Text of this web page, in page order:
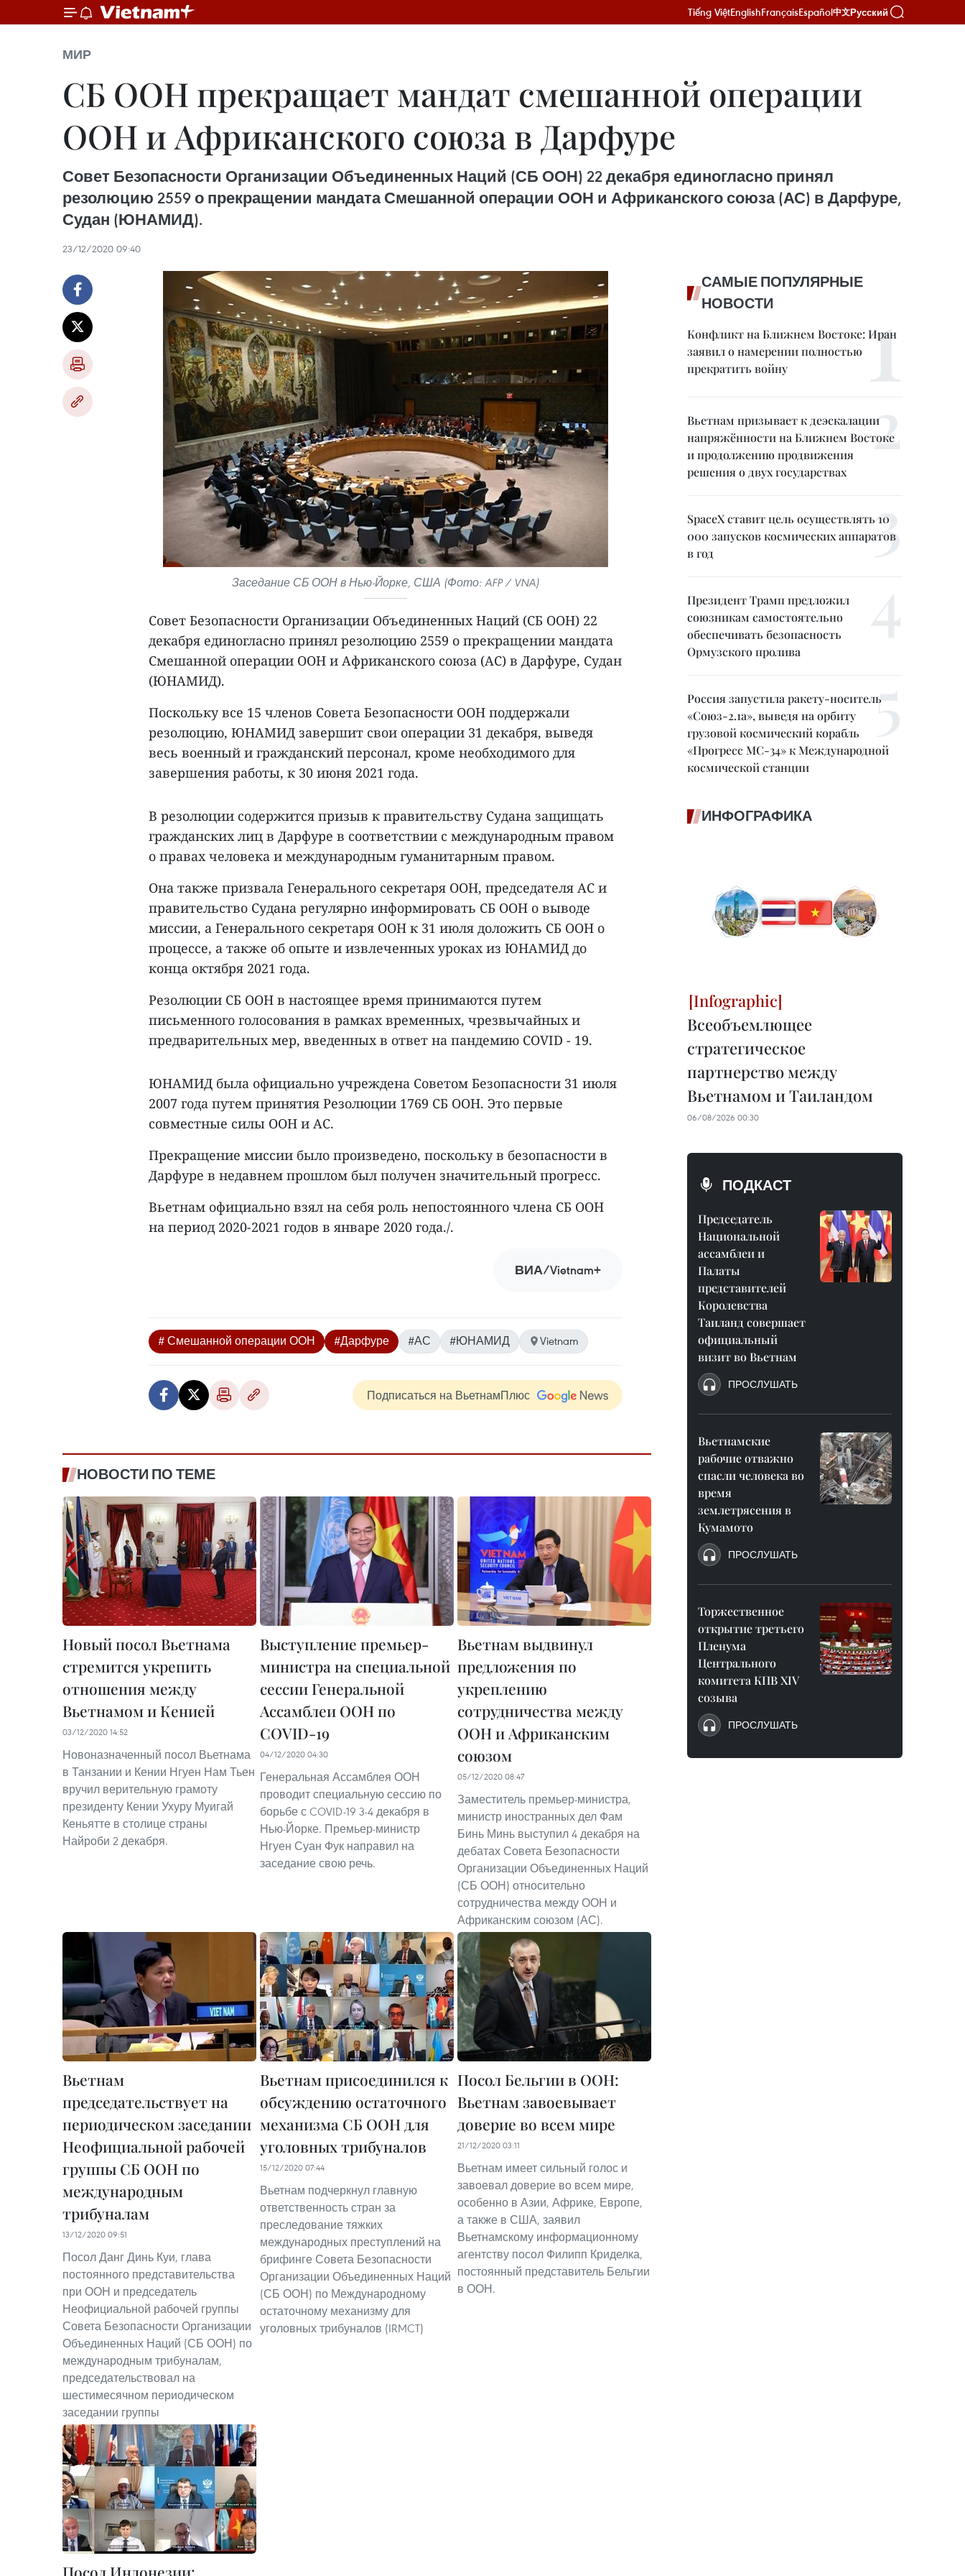
Tiếng ViệtEnglishFrançaisEspañol中文Русский
МИР
СБ ООН прекращает мандат смешанной операции
ООН и Африканского союза в Дарфуре
Совет Безопасности Организации Объединенных Наций (СБ ООН) 22 декабря единогласно принял
резолюцию 2559 о прекращении мандата Смешанной операции ООН и Африканского союза (АС) в Дарфуре,
Судан (ЮНАМИД).
23/12/2020 09:40
Заседание СБ ООН в Нью-Йорке, США (Фото: AFP / VNA)
Совет Безопасности Организации Объединенных Наций (СБ ООН) 22
декабря единогласно принял резолюцию 2559 о прекращении мандата
Смешанной операции ООН и Африканского союза (АС) в Дарфуре, Судан
(ЮНАМИД).
Поскольку все 15 членов Совета Безопасности ООН поддержали
резолюцию, ЮНАМИД завершит свои операции 31 декабря, выведя
весь военный и гражданский персонал, кроме необходимого для
завершения работы, к 30 июня 2021 года.
В резолюции содержится призыв к правительству Судана защищать
гражданских лиц в Дарфуре в соответствии с международным правом
о правах человека и международным гуманитарным правом.
Она также призвала Генерального секретаря ООН, председателя АС и
правительство Судана регулярно информировать СБ ООН о выводе
миссии, а Генерального секретаря ООН к 31 июля доложить СБ ООН о
процессе, а также об опыте и извлеченных уроках из ЮНАМИД до
конца октября 2021 года.
Резолюции СБ ООН в настоящее время принимаются путем
письменного голосования в рамках временных, чрезвычайных и
предварительных мер, введенных в ответ на пандемию COVID ‑ 19.
ЮНАМИД была официально учреждена Советом Безопасности 31 июля
2007 года путем принятия Резолюции 1769 СБ ООН. Это первые
совместные силы ООН и АС.
Прекращение миссии было произведено, поскольку в безопасности в
Дарфуре в недавнем прошлом был получен значительный прогресс.
Вьетнам официально взял на себя роль непостоянного члена СБ ООН
на период 2020-2021 годов в январе 2020 года./.
ВИА/Vietnam+
# Смешанной операции ООН #Дарфуре #АС #ЮНАМИД Vietnam
Подписаться на ВьетнамПлюс
НОВОСТИ ПО ТЕМЕ
Новый посол Вьетнама
стремится укрепить
отношения между
Вьетнамом и Кенией
03/12/2020 14:52
Новоназначенный посол Вьетнама
в Танзании и Кении Нгуен Нам Тьен
вручил верительную грамоту
президенту Кении Ухуру Муигай
Кеньятте в столице страны
Найроби 2 декабря.
Выступление премьер-
министра на специальной
сессии Генеральной
Ассамблеи ООН по
COVID-19
04/12/2020 04:30
Генеральная Ассамблея ООН
проводит специальную сессию по
борьбе с COVID-19 3-4 декабря в
Нью-Йорке. Премьер-министр
Нгуен Суан Фук направил на
заседание свою речь.
Вьетнам выдвинул
предложения по
укреплению
сотрудничества между
ООН и Африканским
союзом
05/12/2020 08:47
Заместитель премьер-министра,
министр иностранных дел Фам
Бинь Минь выступил 4 декабря на
дебатах Совета Безопасности
Организации Объединенных Наций
(СБ ООН) относительно
сотрудничества между ООН и
Африканским союзом (АС).
Вьетнам
председательствует на
периодическом заседании
Неофициальной рабочей
группы СБ ООН по
международным
трибуналам
13/12/2020 09:51
Посол Данг Динь Куи, глава
постоянного представительства
при ООН и председатель
Неофициальной рабочей группы
Совета Безопасности Организации
Объединенных Наций (СБ ООН) по
международным трибуналам,
председательствовал на
шестимесячном периодическом
заседании группы
Вьетнам присоединился к
обсуждению остаточного
механизма СБ ООН для
уголовных трибуналов
15/12/2020 07:44
Вьетнам подчеркнул главную
ответственность стран за
преследование тяжких
международных преступлений на
брифинге Совета Безопасности
Организации Объединенных Наций
(СБ ООН) по Международному
остаточному механизму для
уголовных трибуналов (IRMCT)
Посол Бельгии в ООН:
Вьетнам завоевывает
доверие во всем мире
21/12/2020 03:11
Вьетнам имеет сильный голос и
завоевал доверие во всем мире,
особенно в Азии, Африке, Европе,
а также в США, заявил
Вьетнамскому информационному
агентству посол Филипп Криделка,
постоянный представитель Бельгии
в ООН.
Посол Индонезии:
САМЫЕ ПОПУЛЯРНЫЕ
НОВОСТИ
Конфликт на Ближнем Востоке: Иран
заявил о намерении полностью
прекратить войну
Вьетнам призывает к деэскалации
напряжённости на Ближнем Востоке
и продолжению продвижения
решения о двух государствах
SpaceX ставит цель осуществлять 10
000 запусков космических аппаратов
в год
Президент Трамп предложил
союзникам самостоятельно
обеспечивать безопасность
Ормузского пролива
Россия запустила ракету-носитель
«Союз-2.1а», выведя на орбиту
грузовой космический корабль
«Прогресс МС-34» к Международной
космической станции
ИНФОГРАФИКА
Всеобъемлющее
стратегическое
партнерство между
Вьетнамом и Таиландом
06/08/2026 00:30
ПОДКАСТ
Председатель
Национальной
ассамблеи и
Палаты
представителей
Королевства
Таиланд совершает
официальный
визит во Вьетнам
ПРОСЛУШАТЬ
Вьетнамские
рабочие отважно
спасли человека во
время
землетрясения в
Кумамото
ПРОСЛУШАТЬ
Торжественное
открытие третьего
Пленума
Центрального
комитета КПВ XIV
созыва
ПРОСЛУШАТЬ